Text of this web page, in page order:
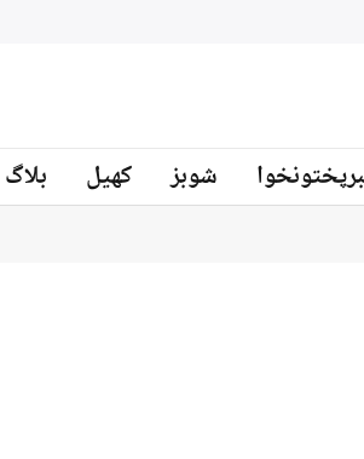
شوبز کھیل بلاگ